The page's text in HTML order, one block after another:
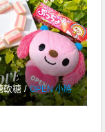
軟糖 /OPEN 小將